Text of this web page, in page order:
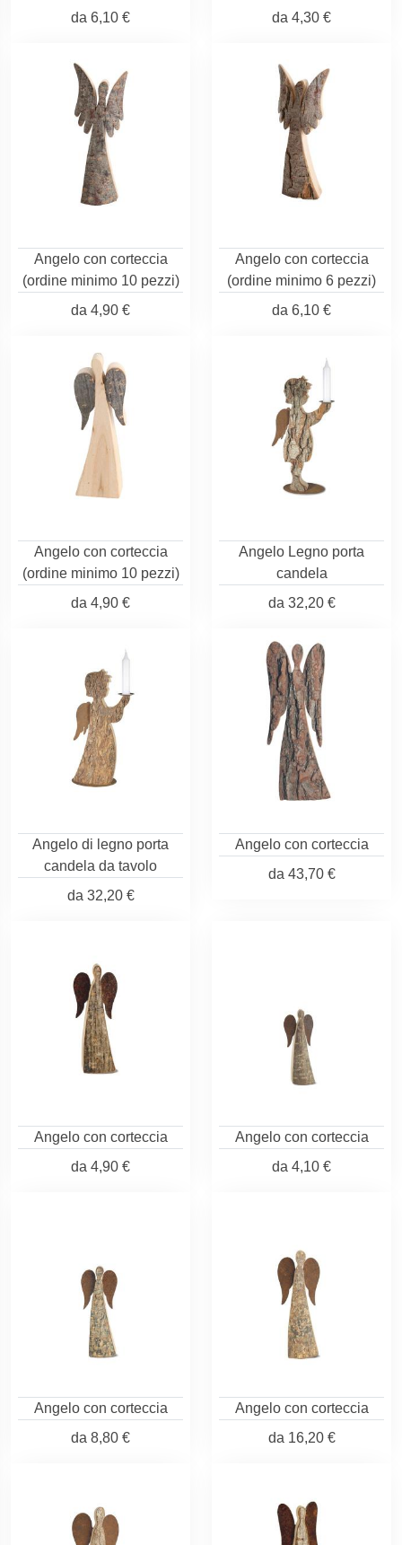
da 6,10 € da 4,30 €
Angelo con corteccia
(ordine minimo 10 pezzi)
da 4,90 €
Angelo con corteccia
(ordine minimo 6 pezzi)
da 6,10 €
Angelo con corteccia
(ordine minimo 10 pezzi)
da 4,90 €
Angelo Legno porta
candela
da 32,20 €
Angelo di legno porta
candela da tavolo
da 32,20 €
Angelo con corteccia
da 43,70 €
Angelo con corteccia
da 4,90 €
Angelo con corteccia
da 4,10 €
Angelo con corteccia
da 8,80 €
Angelo con corteccia
da 16,20 €